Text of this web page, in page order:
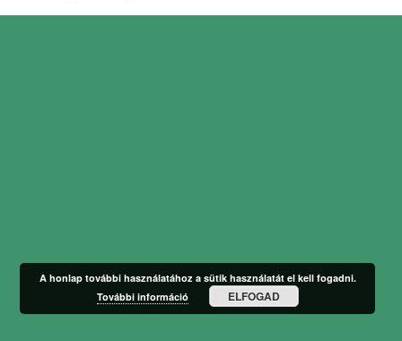
A honlap további használatához a sütik használatát el kell fogadni.
További információ
ELFOGAD